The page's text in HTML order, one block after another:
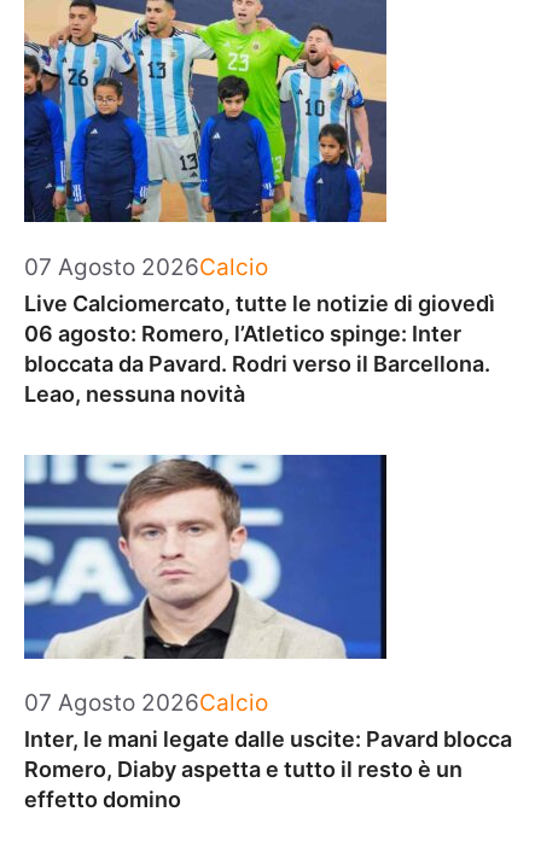
07 Agosto 2026Categorie
Calcio
Live Calciomercato, tutte le notizie di giovedì
06 agosto: Romero, l’Atletico spinge: Inter
bloccata da Pavard. Rodri verso il Barcellona.
Leao, nessuna novità
07 Agosto 2026Categorie
Calcio
Inter, le mani legate dalle uscite: Pavard blocca
Romero, Diaby aspetta e tutto il resto è un
effetto domino